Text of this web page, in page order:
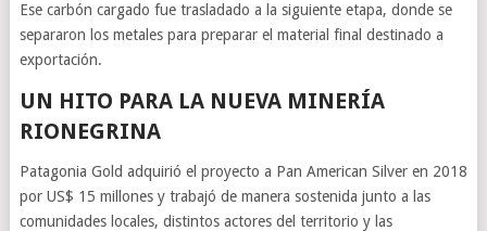
Ese carbón cargado fue trasladado a la siguiente etapa, donde se
separaron los metales para preparar el material final destinado a
exportación.
UN HITO PARA LA NUEVA MINERÍA
RIONEGRINA
Patagonia Gold adquirió el proyecto a Pan American Silver en 2018
por US$ 15 millones y trabajó de manera sostenida junto a las
comunidades locales, distintos actores del territorio y las